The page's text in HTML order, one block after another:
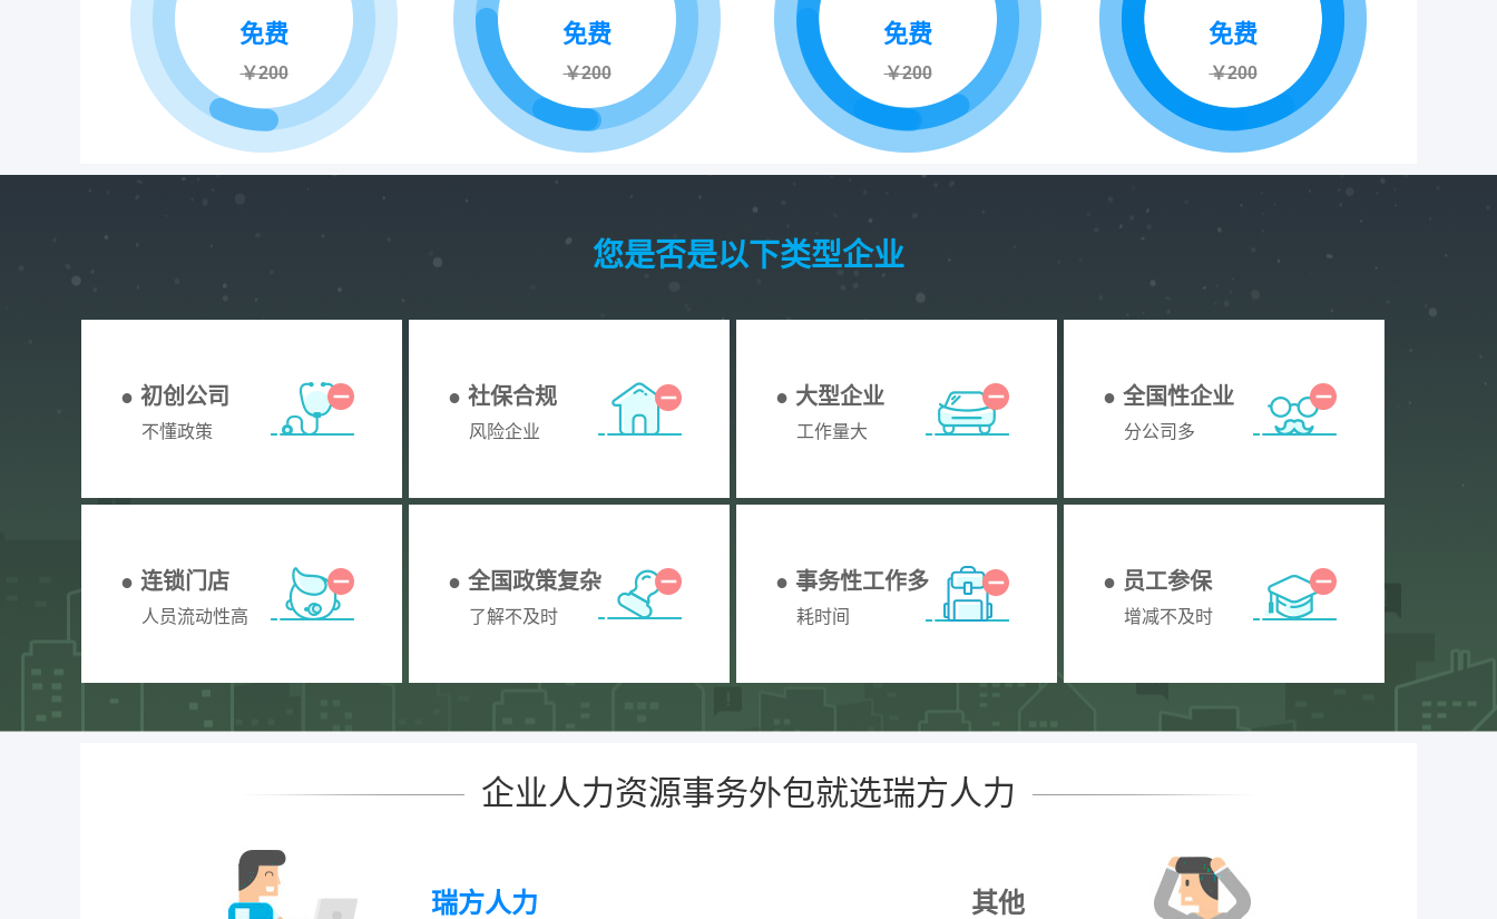
免费
￥200
免费
￥200
免费
￥200
免费
￥200
您是否是以下类型企业
● 初创公司
不懂政策
● 社保合规
风险企业
● 大型企业
工作量大
● 全国性企业
分公司多
● 连锁门店
人员流动性高
● 全国政策复杂
了解不及时
● 事务性工作多
耗时间
● 员工参保
增减不及时
企业人力资源事务外包就选瑞方人力
瑞方人力 其他